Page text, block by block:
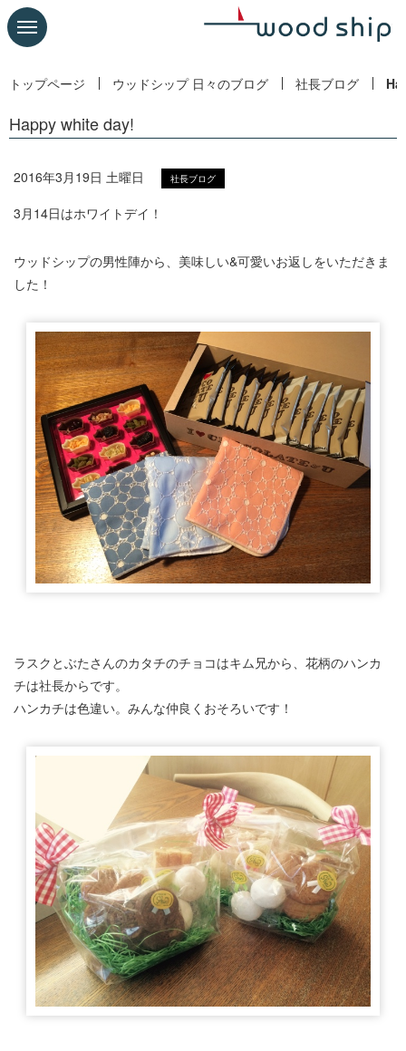
トップページ ウッドシップ 日々のブログ 社長ブログ
Happy white day!
2016年3月19日 土曜日 社長ブログ
3月14日はホワイトデイ！
ウッドシップの男性陣から、美味しい&可愛いお返しをいただきま
した！
ラスクとぶたさんのカタチのチョコはキム兄から、花柄のハンカ
チは社長からです。
ハンカチは色違い。みんな仲良くおそろいです！